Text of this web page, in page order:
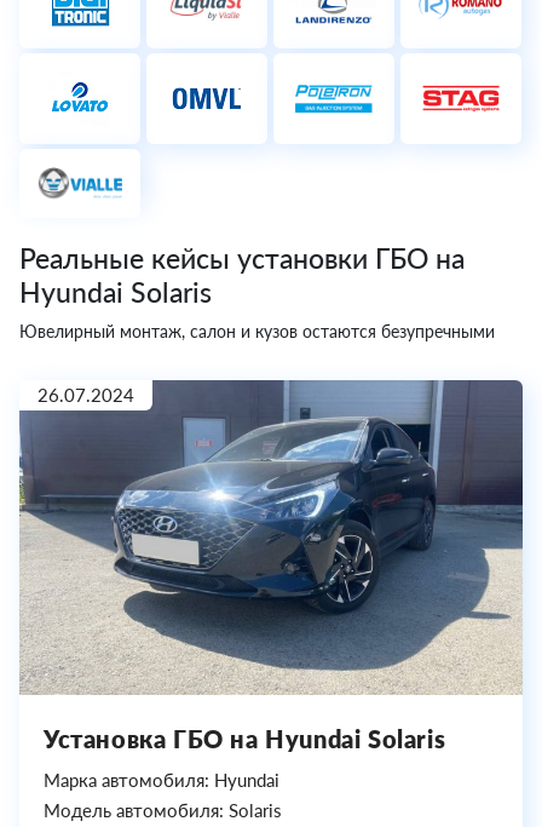
Реальные кейсы установки ГБО на
Hyundai Solaris
Ювелирный монтаж, салон и кузов остаются безупречными
26.07.2024
Установка ГБО на Hyundai Solaris
Марка автомобиля: Hyundai
Модель автомобиля: Solaris